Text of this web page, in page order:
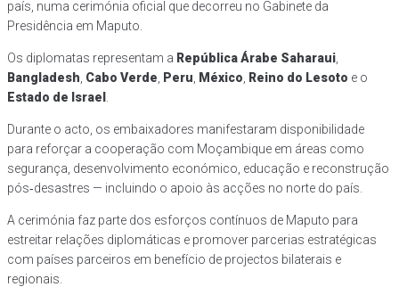
país, numa cerimónia oficial que decorreu no Gabinete da
Presidência em Maputo.
Os diplomatas representam a República Árabe Saharaui
Bangladesh Cabo Verde Peru México Reino do Lesoto e o
Estado de Israel
Durante o acto, os embaixadores manifestaram disponibilidade
para reforçar a cooperação com Moçambique em áreas como
segurança, desenvolvimento económico, educação e reconstrução
pós‑desastres — incluindo o apoio às acções no norte do país.
A cerimónia faz parte dos esforços contínuos de Maputo para
estreitar relações diplomáticas e promover parcerias estratégicas
com países parceiros em benefício de projectos bilaterais e
regionais.